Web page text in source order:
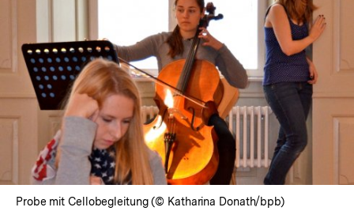
In
Lightbox
öffnen
Probe mit Cellobegleitung (© Katharina Donath/bpb)